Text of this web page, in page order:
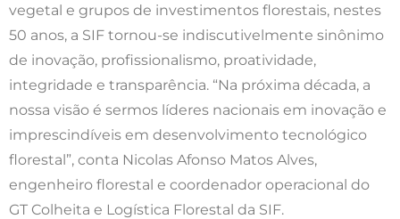
vegetal e grupos de investimentos florestais, nestes
50 anos, a SIF tornou-se indiscutivelmente sinônimo
de inovação, profissionalismo, proatividade,
integridade e transparência. “Na próxima década, a
nossa visão é sermos líderes nacionais em inovação e
imprescindíveis em desenvolvimento tecnológico
florestal”, conta Nicolas Afonso Matos Alves,
engenheiro florestal e coordenador operacional do
GT Colheita e Logística Florestal da SIF.